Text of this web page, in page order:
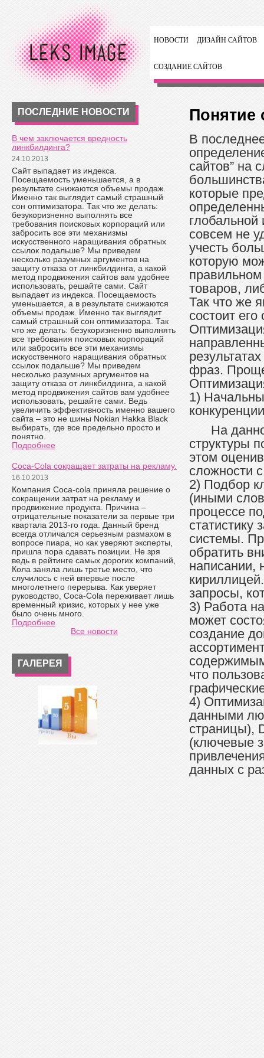
НОВОСТИ ДИЗАЙН САЙТОВ
СОЗДАНИЕ САЙТОВ
ПОСЛЕДНИЕ НОВОСТИ
В чем заключается вредность
линкбилдинга?
24.10.2013
Сайт выпадает из индекса.
Посещаемость уменьшается, а в
результате снижаются объемы продаж.
Именно так выглядит самый страшный
сон оптимизатора. Так что же делать:
безукоризненно выполнять все
требования поисковых корпораций или
забросить все эти механизмы
искусственного наращивания обратных
ссылок подальше? Мы приведем
несколько разумных аргументов на
защиту отказа от линкбилдинга, а какой
метод продвижения сайтов вам удобнее
использовать, решайте сами. Сайт
выпадает из индекса. Посещаемость
уменьшается, а в результате снижаются
объемы продаж. Именно так выглядит
самый страшный сон оптимизатора. Так
что же делать: безукоризненно выполнять
все требования поисковых корпораций
или забросить все эти механизмы
искусственного наращивания обратных
ссылок подальше? Мы приведем
несколько разумных аргументов на
защиту отказа от линкбилдинга, а какой
метод продвижения сайтов вам удобнее
использовать, решайте сами. Ведь
увеличить эффективность именно вашего
сайта – это не шины Nokian Hakka Black
выбирать, где все предельно просто и
понятно.
Подробнее
Coca-Cola сокращает затраты на рекламу.
16.10.2013
Компания Coca-cola приняла решение о
сокращении затрат на рекламу и
продвижение продукта. Причина –
отрицательные показатели за первые три
квартала 2013-го года. Данный бренд
всегда отличался серьезным размахом в
вопросе пиара, но как уверяют эксперты,
пришла пора сдавать позиции. Не зря
ведь в рейтинге самых дорогих компаний,
Кола заняла лишь третье место, что
случилось с ней впервые после
многолетнего перерыва. Как уверяет
руководство, Coca-Cola переживает лишь
временный кризис, которых у нее уже
было очень много.
Подробнее
Все новости
ГАЛЕРЕЯ
Понятие
В
сайтов” на
которые
глобальной
совсем не
учесть
которую
товаров,
Так что же
состоит его
фраз.
1)
На
структуры
этом
сложности
2) Подбор
(иными
процессе
статистику
системы.
обратить
написании,
запросы,
3) Работа
может
создание
что
4)
данными
страницы),
(ключевые
данных с